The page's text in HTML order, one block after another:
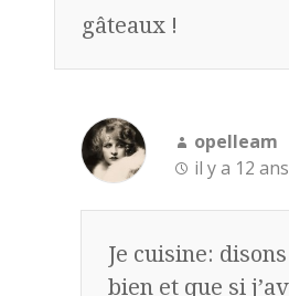
gâteaux !
opelleam
il y a 12 ans
Je cuisine:
bien et que si